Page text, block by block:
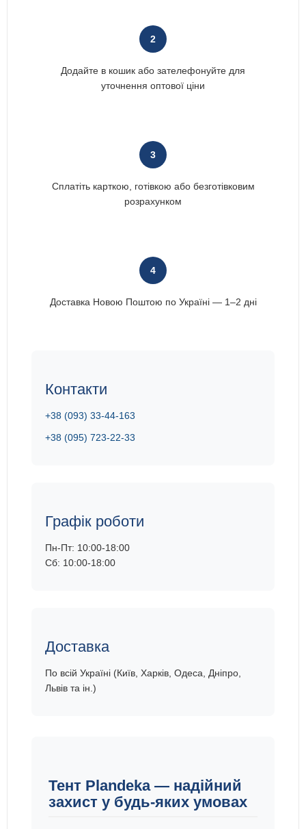
2
Додайте в кошик або зателефонуйте для
уточнення оптової ціни
3
Сплатіть карткою, готівкою або безготівковим
розрахунком
4
Доставка Новою Поштою по Україні — 1–2 дні
Контакти
+38 (093) 33-44-163
+38 (095) 723-22-33
Графік роботи
Пн-Пт: 10:00-18:00
Сб: 10:00-18:00
Доставка
По всій Україні (Київ, Харків, Одеса, Дніпро,
Львів та ін.)
Тент Plandeka — надійний
захист у будь-яких умовах